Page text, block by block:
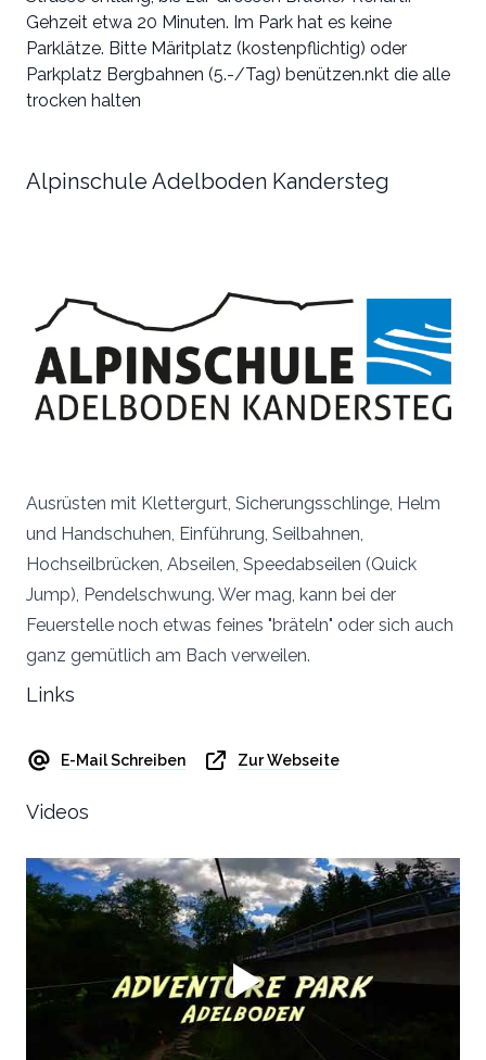
Gehzeit etwa 20 Minuten. Im Park hat es keine
Parklätze. Bitte Märitplatz (kostenpflichtig) oder
Parkplatz Bergbahnen (5.-/Tag) benützen.nkt die alle
trocken halten
Alpinschule Adelboden Kandersteg
Ausrüsten mit Klettergurt, Sicherungsschlinge, Helm
und Handschuhen, Einführung, Seilbahnen,
Hochseilbrücken, Abseilen, Speedabseilen (Quick
Jump), Pendelschwung. Wer mag, kann bei der
Feuerstelle noch etwas feines "bräteln" oder sich auch
ganz gemütlich am Bach verweilen.
Links
E-Mail Schreiben Zur Webseite
Videos